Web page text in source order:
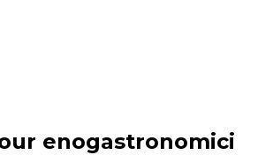
indimenticabili: Esperienze
enogastronomici